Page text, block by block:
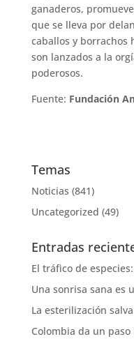
ganaderos,
que se lleva por
caballos y borrachos
son lanzados a la
poderosos.
Fuente: Fundación
Temas
Noticias (841)
Uncategorized (49)
Entradas
El tráfico de
Una sonrisa sana es
La esterilización
Colombia da un